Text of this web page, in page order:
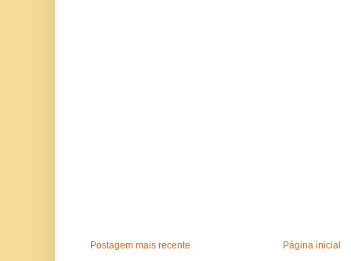
Postagem mais recente Página inicial